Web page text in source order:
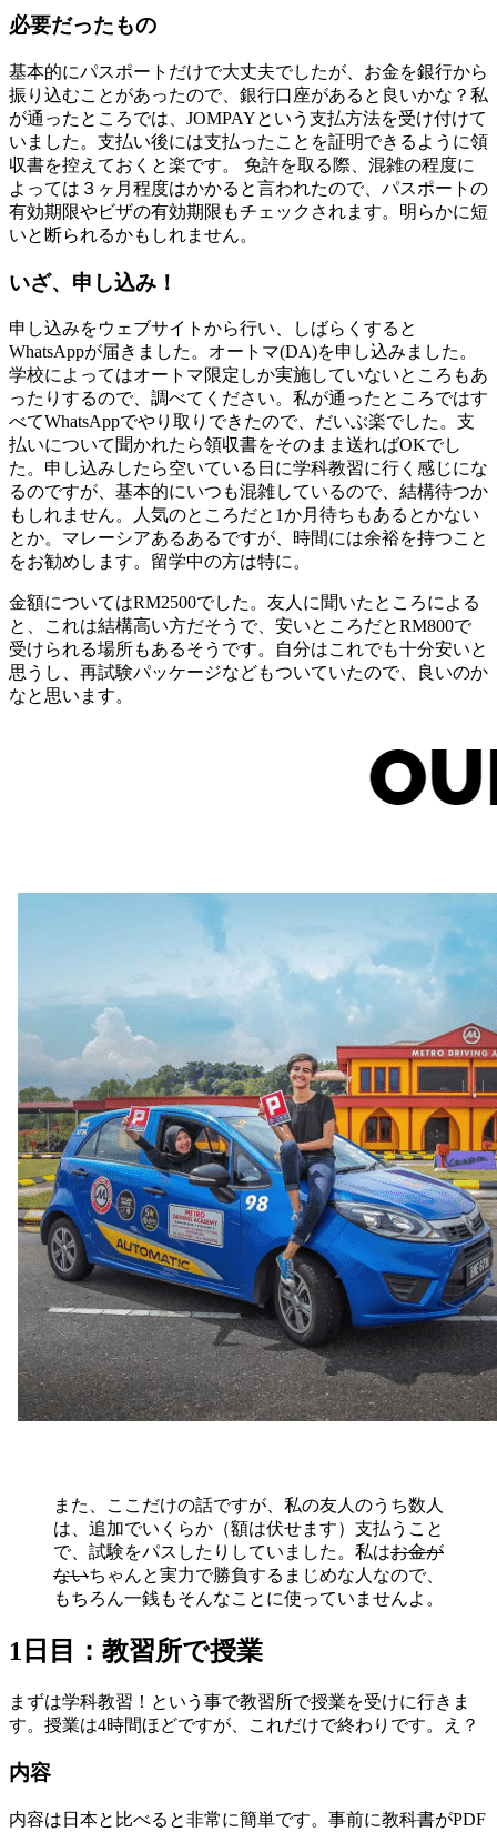
必要だったもの
基本的にパスポートだけで大丈夫でしたが、お金を銀行から
振り込むことがあったので、銀行口座があると良いかな？私
が通ったところでは、JOMPAYという支払方法を受け付けて
いました。支払い後には支払ったことを証明できるように領
収書を控えておくと楽です。 免許を取る際、混雑の程度に
よっては３ヶ月程度はかかると言われたので、パスポートの
有効期限やビザの有効期限もチェックされます。明らかに短
いと断られるかもしれません。
いざ、申し込み！
申し込みをウェブサイトから行い、しばらくすると
WhatsAppが届きました。オートマ(DA)を申し込みました。
学校によってはオートマ限定しか実施していないところもあ
ったりするので、調べてください。私が通ったところではす
べてWhatsAppでやり取りできたので、だいぶ楽でした。支
払いについて聞かれたら領収書をそのまま送ればOKでし
た。申し込みしたら空いている日に学科教習に行く感じにな
るのですが、基本的にいつも混雑しているので、結構待つか
もしれません。人気のところだと1か月待ちもあるとかない
とか。マレーシアあるあるですが、時間には余裕を持つこと
をお勧めします。留学中の方は特に。
金額についてはRM2500でした。友人に聞いたところによる
と、これは結構高い方だそうで、安いところだとRM800で
受けられる場所もあるそうです。自分はこれでも十分安いと
思うし、再試験パッケージなどもついていたので、良いのか
なと思います。
また、ここだけの話ですが、私の友人のうち数人
は、追加でいくらか（額は伏せます）支払うこと
で、試験をパスしたりしていました。私はお金が
ないちゃんと実力で勝負するまじめな人なので、
もちろん一銭もそんなことに使っていませんよ。
1日目：教習所で授業
まずは学科教習！という事で教習所で授業を受けに行きま
す。授業は4時間ほどですが、これだけで終わりです。え？
内容
内容は日本と比べると非常に簡単です。事前に教科書がPDF